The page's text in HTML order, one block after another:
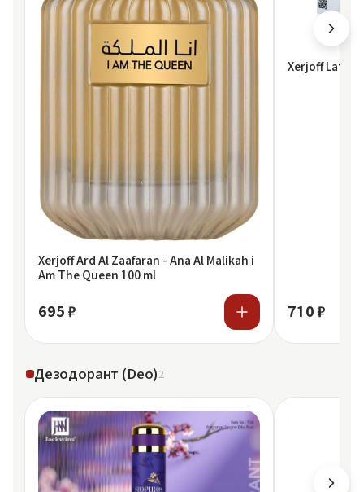
Xerjoff Ard Al Zaafaran - Ana Al Malikah i
Am The Queen 100 ml
695 ₽
Xerjoff
710 ₽
Дезодорант (Deo)2